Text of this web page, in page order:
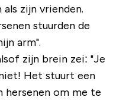
zijn vrienden.
stuurden de
arm".
zijn brein zei: "Je
Het stuurt een
hersenen om me te